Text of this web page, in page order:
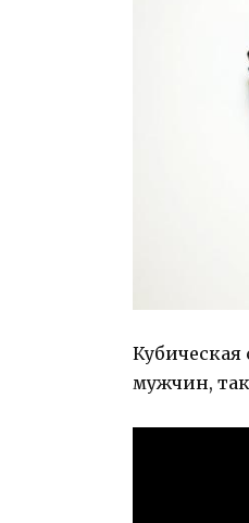
Кубическая
мужчин,